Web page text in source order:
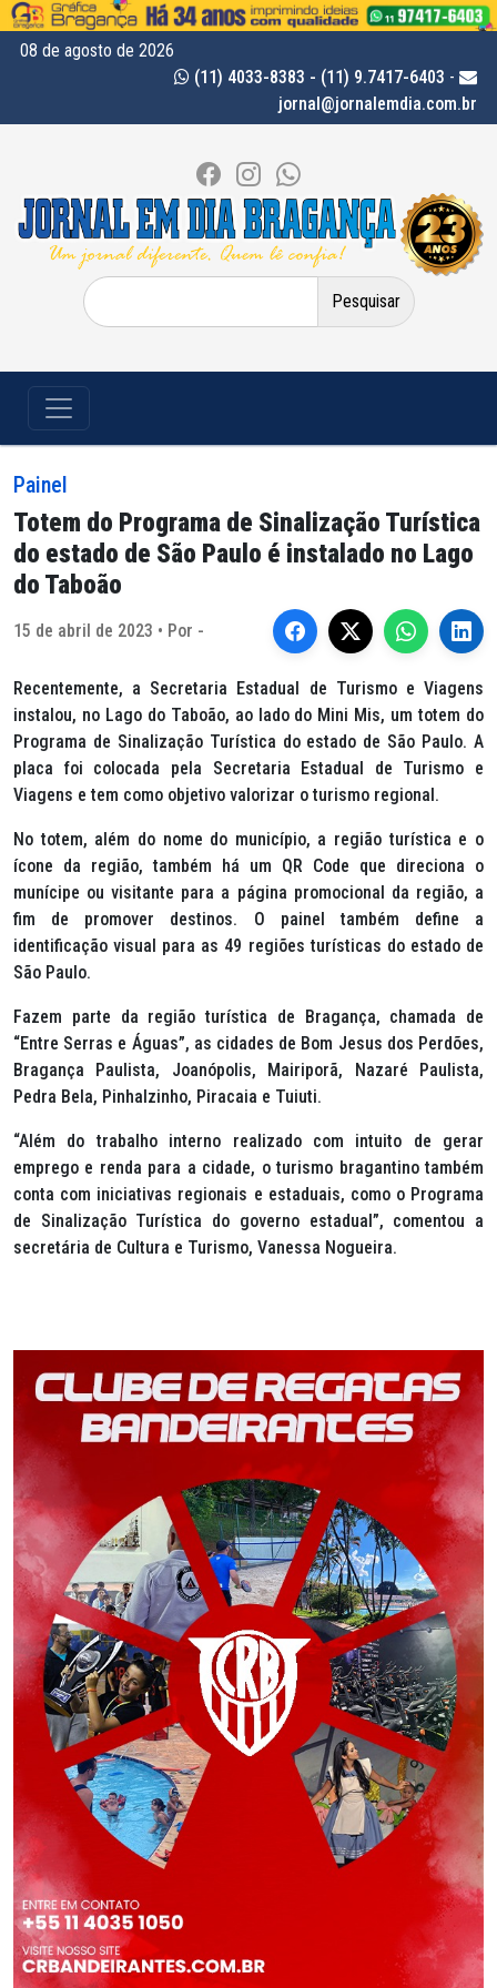
08 de agosto de 2026
(11) 4033-8383 - (11) 9.7417-6403 -
jornal@jornalemdia.com.br
Pesquisar
por:
Painel
Totem do Programa de Sinalização Turística
do estado de São Paulo é instalado no Lago
do Taboão
15 de abril de 2023 • Por -
Recentemente, a Secretaria Estadual de Turismo e Viagens
instalou, no Lago do Taboão, ao lado do Mini Mis, um totem do
Programa de Sinalização Turística do estado de São Paulo. A
placa foi colocada pela Secretaria Estadual de Turismo e
Viagens e tem como objetivo valorizar o turismo regional.
No totem, além do nome do município, a região turística e o
ícone da região, também há um QR Code que direciona o
munícipe ou visitante para a página promocional da região, a
fim de promover destinos. O painel também define a
identificação visual para as 49 regiões turísticas do estado de
São Paulo.
Fazem parte da região turística de Bragança, chamada de
“Entre Serras e Águas”, as cidades de Bom Jesus dos Perdões,
Bragança Paulista, Joanópolis, Mairiporã, Nazaré Paulista,
Pedra Bela, Pinhalzinho, Piracaia e Tuiuti.
“Além do trabalho interno realizado com intuito de gerar
emprego e renda para a cidade, o turismo bragantino também
conta com iniciativas regionais e estaduais, como o Programa
de Sinalização Turística do governo estadual”, comentou a
secretária de Cultura e Turismo, Vanessa Nogueira.